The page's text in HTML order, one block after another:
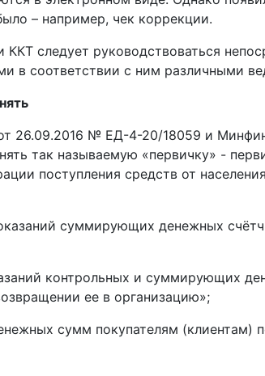
– например, чек коррекции.
следует руководствоваться
в соответствии с ним различными
26.09.2016 № ЕД-4-20/18059 и
так называемую «первичку» -
поступления средств от
суммирующих денежных
контрольных и суммирующих
ее в организацию»;
сумм покупателям (клиентам)